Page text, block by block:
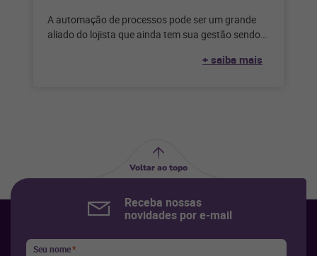
A automação de processos pode ser um grande
aliado do lojista que ainda tem sua gestão sendo
+ saiba mais
Voltar ao topo
Receba nossas
novidades por e-mail
Seu nome*